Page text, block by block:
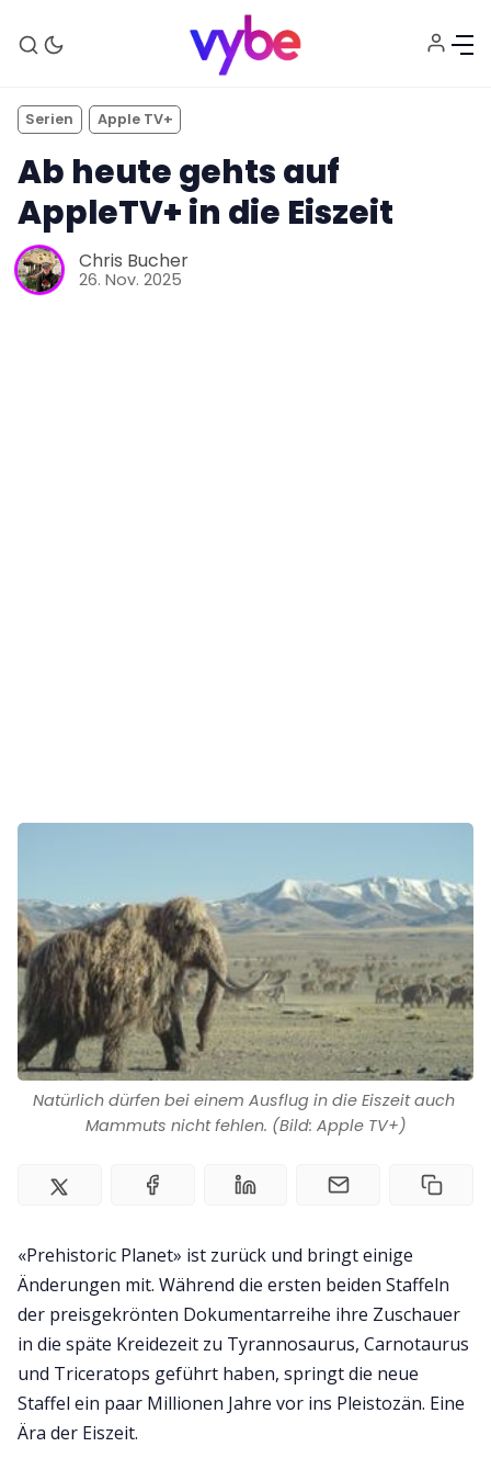
Zusammenarbeit
Kontakt
Impressum
Natürlich dürfen bei einem Ausflug in die Eiszeit auch
Mammuts nicht fehlen. (Bild: Apple TV+)
Serien Apple TV+
Ab heute gehts auf
AppleTV+ in die Eiszeit
Chris Bucher
26. Nov. 2025
«Prehistoric Planet» ist zurück und bringt einige
Änderungen mit. Während die ersten beiden Staffeln
der preisgekrönten Dokumentarreihe ihre Zuschauer
in die späte Kreidezeit zu Tyrannosaurus, Carnotaurus
und Triceratops geführt haben, springt die neue
Staffel ein paar Millionen Jahre vor ins Pleistozän. Eine
Ära der Eiszeit.